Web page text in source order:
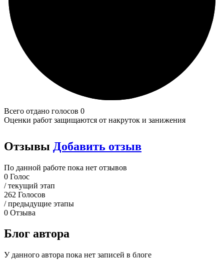
Всего отдано голосов 0
Оценки работ защищаются от накруток и занижения
Отзывы Добавить отзыв
По данной работе пока нет отзывов
0 Голос
/ текущий этап
262 Голосов
/ предыдущие этапы
0 Отзыва
Блог автора
У данного автора пока нет записей в блоге